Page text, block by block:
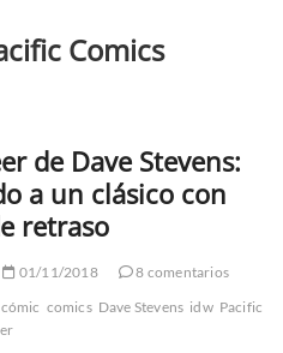
Comics
de Dave Stevens:
a un clásico con
retraso
01/11/2018
8 comentarios
cómic comics Dave Stevens idw Pacific